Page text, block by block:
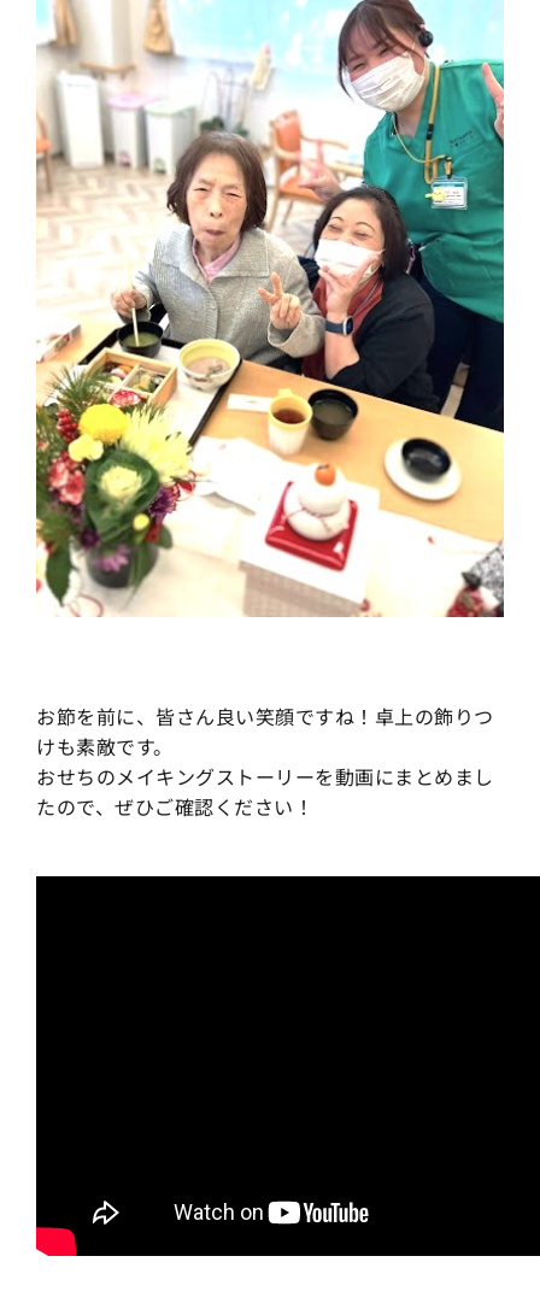
お節を前に、皆さん良い笑顔ですね！卓上の飾りつ
けも素敵です。
おせちのメイキングストーリーを動画にまとめまし
たので、ぜひご確認ください！